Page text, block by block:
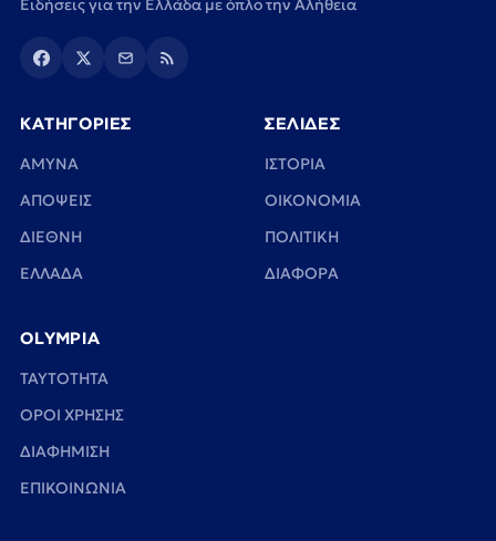
Ειδήσεις για την Ελλάδα με όπλο την Αλήθεια
ΚΑΤΗΓΟΡΙΕΣ
ΑΜΥΝΑ
ΑΠΟΨΕΙΣ
ΔΙΕΘΝΗ
ΕΛΛΑΔΑ
ΣΕΛΙΔΕΣ
ΙΣΤΟΡΙΑ
ΟΙΚΟΝΟΜΙΑ
ΠΟΛΙΤΙΚΗ
ΔΙΑΦΟΡΑ
OLYMPIA
TAYTOTHTA
ΟΡΟΙ ΧΡΗΣΗΣ
ΔΙΑΦΗΜΙΣΗ
ΕΠΙΚΟΙΝΩΝΙΑ